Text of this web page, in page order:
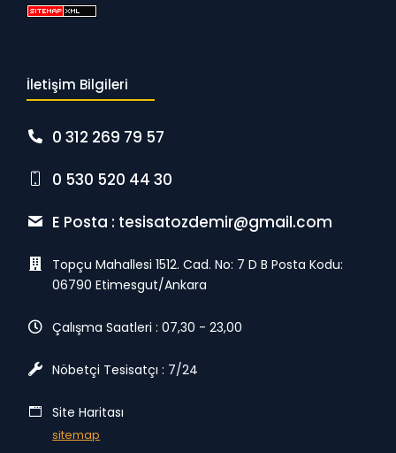
İletişim Bilgileri
0 312 269 79 57
0 530 520 44 30
E Posta : tesisatozdemir@gmail.com
Topçu Mahallesi 1512. Cad. No: 7 D B Posta Kodu:
06790 Etimesgut/Ankara
Çalışma Saatleri : 07,30 - 23,00
Nöbetçi Tesisatçı : 7/24
Site Haritası
sitemap